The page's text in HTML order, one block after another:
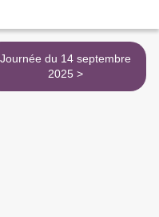
Journée du 14 septembre
2025 >